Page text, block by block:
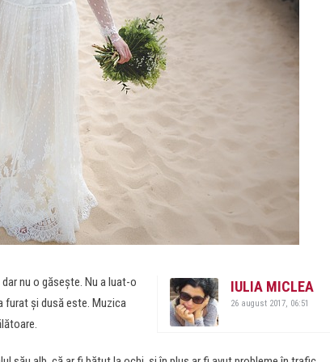
IULIA MICLEA
26 august 2017, 06:51
nu o găsește. Nu a luat-o
furat și dusă este. Muzica